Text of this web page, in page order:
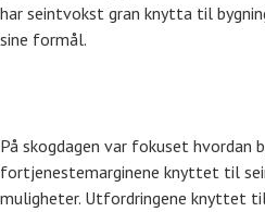
har seintvokst gran knytta til
sine formål.
På skogdagen var fokuset hvordan
fortjenestemarginene knyttet til
muligheter. Utfordringene knyttet